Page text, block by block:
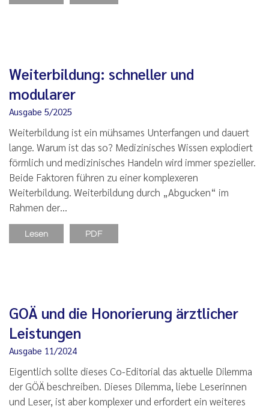
Weiterbildung: schneller und
modularer
Ausgabe 5/2025
Weiterbildung ist ein mühsames Unterfangen und dauert
lange. Warum ist das so? Medizinisches Wissen explodiert
förmlich und medizinisches Handeln wird immer spezieller.
Beide Faktoren führen zu einer komplexeren
Weiterbildung. Weiterbildung durch „Abgucken“ im
Rahmen der…
Lesen PDF
GOÄ und die Honorierung ärztlicher
Leistungen
Ausgabe 11/2024
Eigentlich sollte dieses Co-Editorial das aktuelle Dilemma
der GÖÄ beschreiben. Dieses Dilemma, liebe Leserinnen
und Leser, ist aber komplexer und erfordert ein weiteres